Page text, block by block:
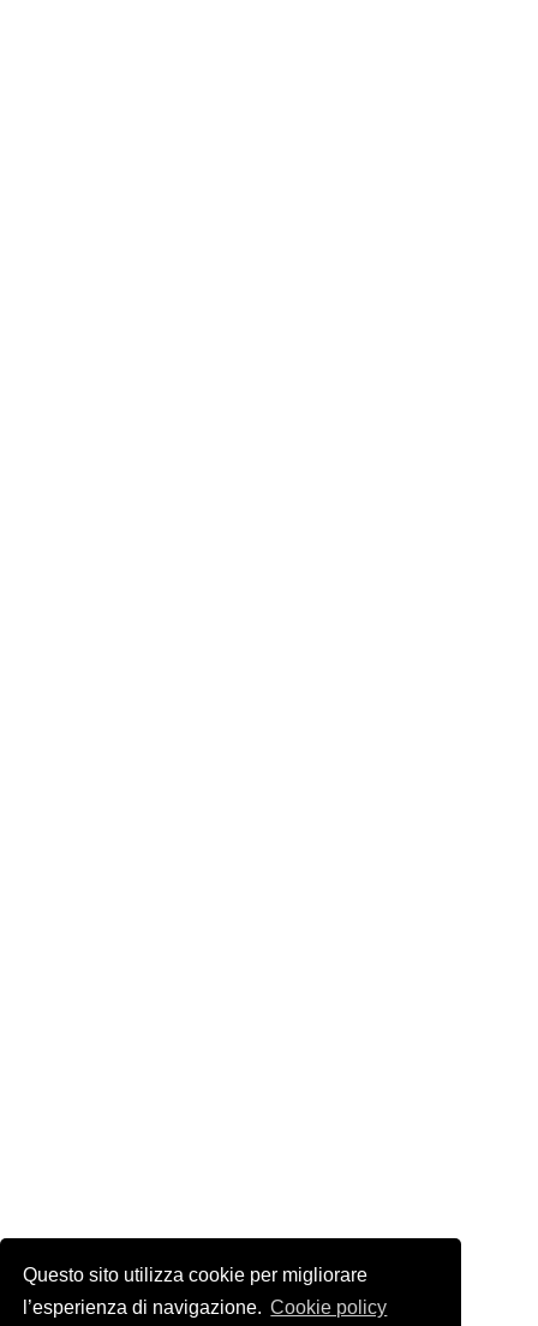
Questo sito utilizza cookie per migliorare
l’esperienza di navigazione. Cookie policy